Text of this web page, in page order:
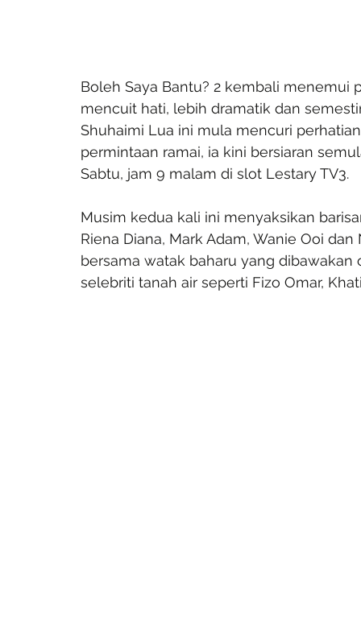
Boleh Saya Bantu? 2 kembali
mencuit hati, lebih dramatik dan
Shuhaimi Lua ini mula mencuri
permintaan ramai, ia kini bersiaran
Sabtu, jam 9 malam di slot Lestary TV3.
Musim kedua kali ini menyaksikan
Riena Diana, Mark Adam, Wanie Ooi
bersama watak baharu yang
selebriti tanah air seperti Fizo Omar,